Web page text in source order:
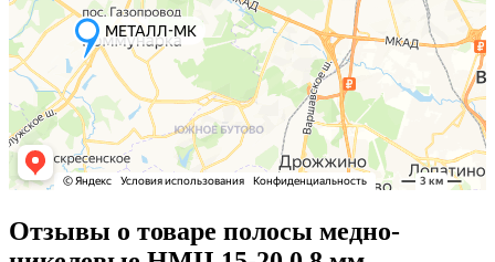
Отзывы о товаре полосы медно-